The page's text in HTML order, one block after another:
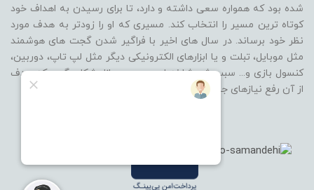
شده بود که همواره سعی داشته و دارد، تا برای رسیدن به اهداف خود
کوتاه ترین مسیر را انتخاب کند. مسیری که او را زودتر به هدف مورد
نظر خود برساند. در سال های اخیر با فراگیر شدن گجت های هوشمند
مثل موبایل، تبلت و یا ابزارهای الکترونیکی دیگر مثل لپ تاپ، دوربین،
کنسول بازی و... سبب شد شاخه ای جدید در بازار شکل بگیرد که هدف
از آن رفع نیازهای جانبی از گروه محصولات باشد.